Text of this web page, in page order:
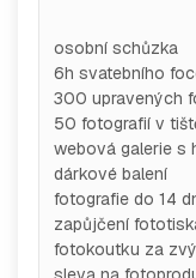
osobní schůzka
6h svatebního
300 upravených
50 fotografií v
webová galerie s
dárkové balení
fotografie do 14
zapůjčení
fotokoutku za